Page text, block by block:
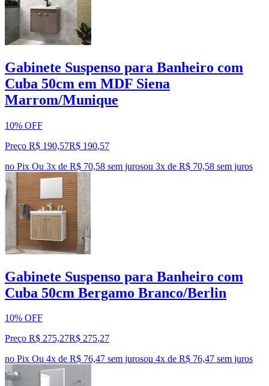
Gabinete Suspenso para Banheiro com
Cuba 50cm em MDF Siena
Marrom/Munique
10% OFF
Preço R$ 190,57R$ 190,57
no Pix Ou 3x de R$ 70,58 sem jurosou 3x de R$ 70,58 sem juros
Gabinete Suspenso para Banheiro com
Cuba 50cm Bergamo Branco/Berlin
10% OFF
Preço R$ 275,27R$ 275,27
no Pix Ou 4x de R$ 76,47 sem jurosou 4x de R$ 76,47 sem juros